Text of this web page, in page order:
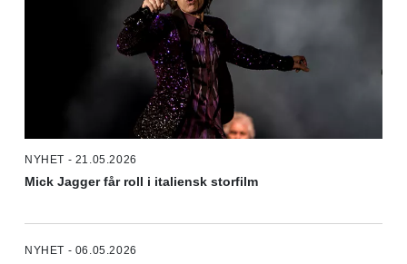
NYHET - 21.05.2026
Mick Jagger får roll i italiensk storfilm
NYHET - 06.05.2026